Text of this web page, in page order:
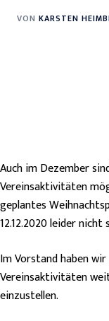
VON KARSTEN
Auch im Dezember
Vereinsaktivitäten
geplantes
12.12.2020 leider
Im Vorstand haben
Vereinsaktivitäten
einzustellen.